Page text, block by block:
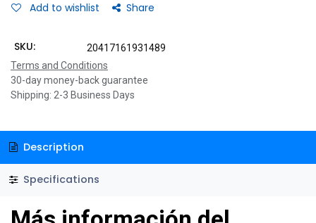
Add to wishlist Share
SKU:
20417161931489
Terms and Conditions
30-day money-back guarantee
Shipping: 2-3 Business Days
Description
Specifications